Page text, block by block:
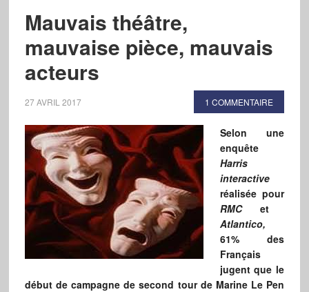
Mauvais théâtre,
mauvaise pièce, mauvais
acteurs
27 AVRIL 2017 1 COMMENTAIRE
Selon une
enquête
Harris
interactive
réalisée pour
RMCet
Atlantico,
61% des
Français
jugent que le
début de campagne de second tour de Marine Le Pen